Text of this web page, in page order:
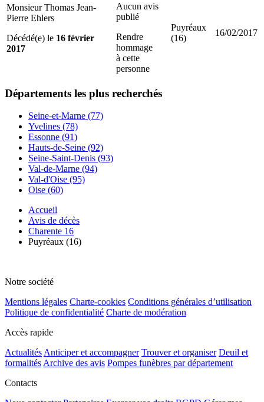
Monsieur Thomas Jean-
Pierre Ehlers
Décédé(e) le 16 février
2017
Aucun avis
publié
Rendre
hommage
à cette
personne
Puyréaux
(16)
16/02/2017
Départements les plus recherchés
Seine-et-Marne (77)
Yvelines (78)
Essonne (91)
Hauts-de-Seine (92)
Seine-Saint-Denis (93)
Val-de-Marne (94)
Val-d'Oise (95)
Oise (60)
Accueil
Avis de décès
Charente 16
Puyréaux (16)
Notre société
Mentions légales Charte-cookies Conditions générales d’utilisation
Politique de confidentialité Charte de modération
Accès rapide
Actualités Anticiper et accompagner Trouver et organiser Deuil et
formalités Archive des avis Pompes funèbres par département
Contacts